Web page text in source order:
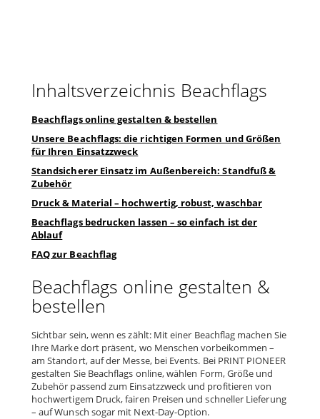
Inhaltsverzeichnis Beachflags
Beachflags online gestalten & bestellen
Unsere Beachflags: die richtigen Formen und Größen
für Ihren Einsatzzweck
Standsicherer Einsatz im Außenbereich: Standfuß &
Zubehör
Druck & Material – hochwertig, robust, waschbar
Beachflags bedrucken lassen – so einfach ist der
Ablauf
FAQ zur Beachflag
Beachflags online gestalten &
bestellen
Sichtbar sein, wenn es zählt: Mit einer Beachflag machen Sie
Ihre Marke dort präsent, wo Menschen vorbeikommen –
am Standort, auf der Messe, bei Events. Bei PRINT PIONEER
gestalten Sie Beachflags online, wählen Form, Größe und
Zubehör passend zum Einsatzzweck und profitieren von
hochwertigem Druck, fairen Preisen und schneller Lieferung
– auf Wunsch sogar mit Next-Day-Option.